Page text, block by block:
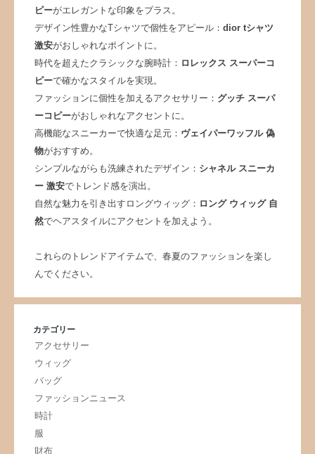
ピーがエレガントな印象をプラス。
デザイン性豊かなTシャツで個性をアピール： dior tシャツ
激安がおしゃれなポイントに。
時代を超えたクラシックな腕時計： ロレックス スーパーコ
ピーで確かなスタイルを実現。
ファッションに個性を加えるアクセサリー： グッチ スーパ
ーコピーがおしゃれなアクセントに。
高機能なスニーカーで快適な足元： ヴェイパーワッフル 偽
物がおすすめ。
シンプルながらも洗練されたデザイン： シャネル スニーカ
ー 激安でトレンド感を演出。
自然な魅力を引き出すロングウィッグ： ロング ウィッグ 自
然でヘアスタイルにアクセントを加えよう。
これらのトレンドアイテムで、春夏のファッションを楽し
んでください。
カテゴリー
アクセサリー
ウィッグ
バッグ
ファッションニュース
時計
服
財布